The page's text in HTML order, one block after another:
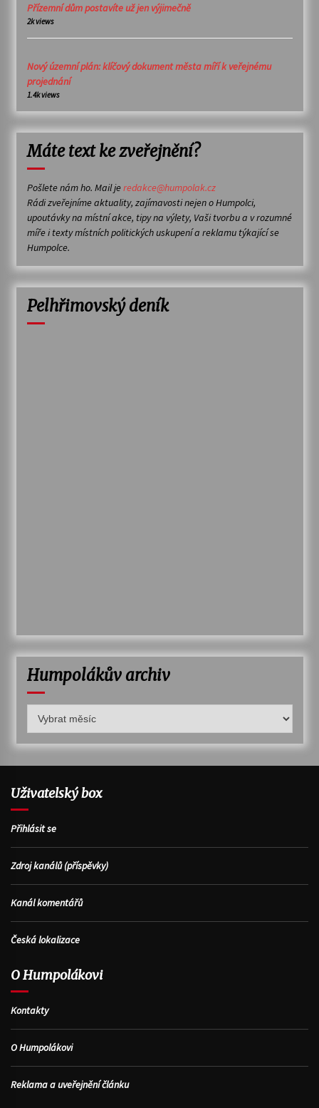
Přízemní dům postavíte už jen výjimečně
2k views
Nový územní plán: klíčový dokument města míří k veřejnému
projednání
1.4k views
Máte text ke zveřejnění?
Pošlete nám ho. Mail jeredakce@humpolak.cz
Rádi zveřejníme aktuality, zajímavosti nejen o Humpolci,
upoutávky na místní akce, tipy na výlety, Vaši tvorbu a v rozumné
míře i texty místních politických uskupení a reklamu týkající se
Humpolce.
Pelhřimovský deník
Humpolákův archiv
archiv
Uživatelský box
Přihlásit se
Zdroj kanálů (příspěvky)
Kanál komentářů
Česká lokalizace
O Humpolákovi
Kontakty
O Humpolákovi
Reklama a uveřejnění článku